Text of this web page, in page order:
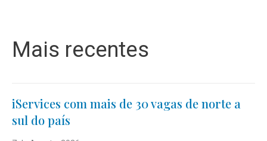
Mais recentes
iServices com mais de 30 vagas de norte a
sul do país